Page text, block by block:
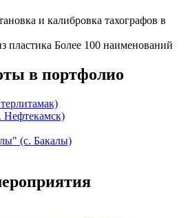
и калибровка тахографов в
пластика Более 100 наименований
в портфолио
Нефтекамск)
(с. Бакалы)